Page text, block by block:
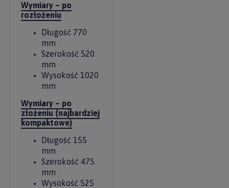
Wymiary – po
rozłożeniu
Długość 770
mm
Szerokość 520
mm
Wysokość 1020
mm
Wymiary – po
złożeniu (najbardziej
kompaktowe)
Długość 155
mm
Szerokość 475
mm
Wysokość 525